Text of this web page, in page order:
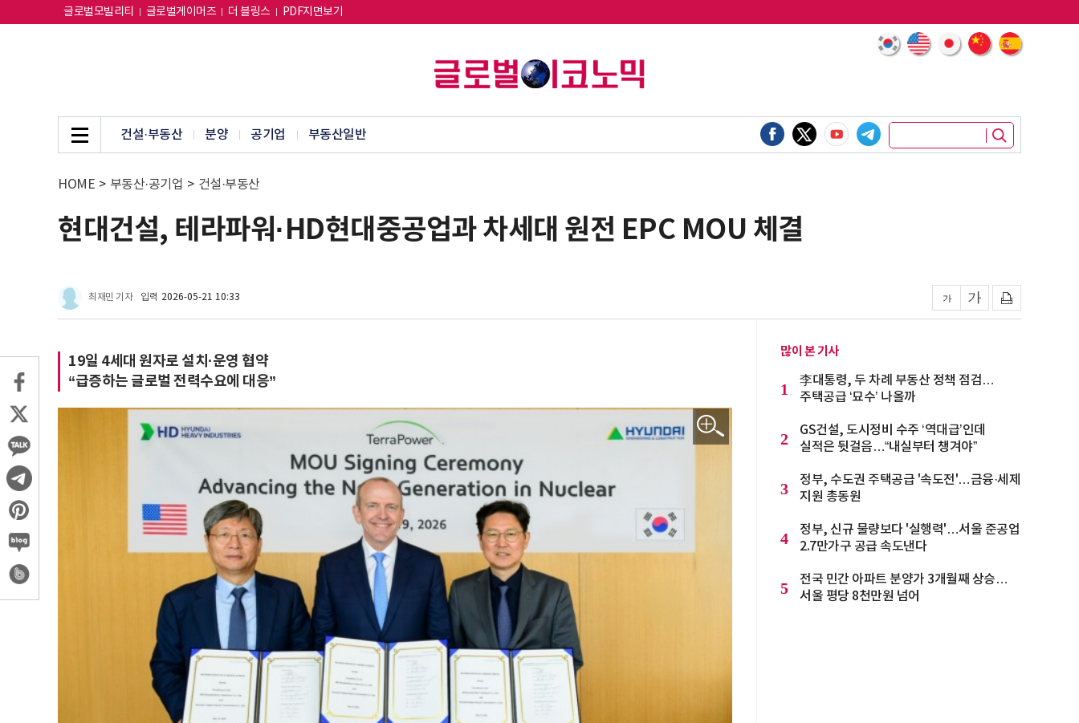
글로벌모빌리티 글로벌게이머즈 더 블링스 PDF지면보기
건설·부동산 분양 공기업 부동산일반
HOME > 부동산·공기업 > 건설·부동산
현대건설, 테라파워·HD현대중공업과 차세대 원전 EPC MOU 체결
최재민 기자 입력 2026-05-21 10:33
19일 4세대 원자로 설치·운영 협약
“급증하는 글로벌 전력수요에 대응”
많이 본 기사
1
李대통령, 두 차례 부동산 정책 점검…
주택공급 ‘묘수’ 나올까
2
GS건설, 도시정비 수주 ‘역대급’인데
실적은 뒷걸음…“내실부터 챙겨야”
3
정부, 수도권 주택공급 '속도전'…금융·세제
지원 총동원
4
정부, 신규 물량보다 '실행력'…서울 준공업
2.7만가구 공급 속도낸다
5
전국 민간 아파트 분양가 3개월째 상승…
서울 평당 8천만원 넘어